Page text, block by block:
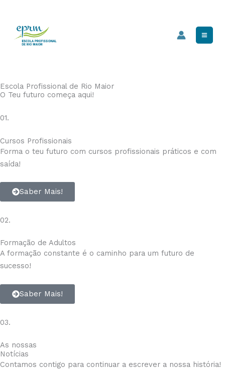
content
Escola Profissional de Rio Maior
O Teu futuro começa aqui!
01.
Cursos Profissionais
Forma o teu futuro com cursos profissionais práticos e com
saída!
Saber Mais!
02.
Formação de Adultos
A formação constante é o caminho para um futuro de
sucesso!
Saber Mais!
03.
As nossas
Notícias
Contamos contigo para continuar a escrever a nossa história!